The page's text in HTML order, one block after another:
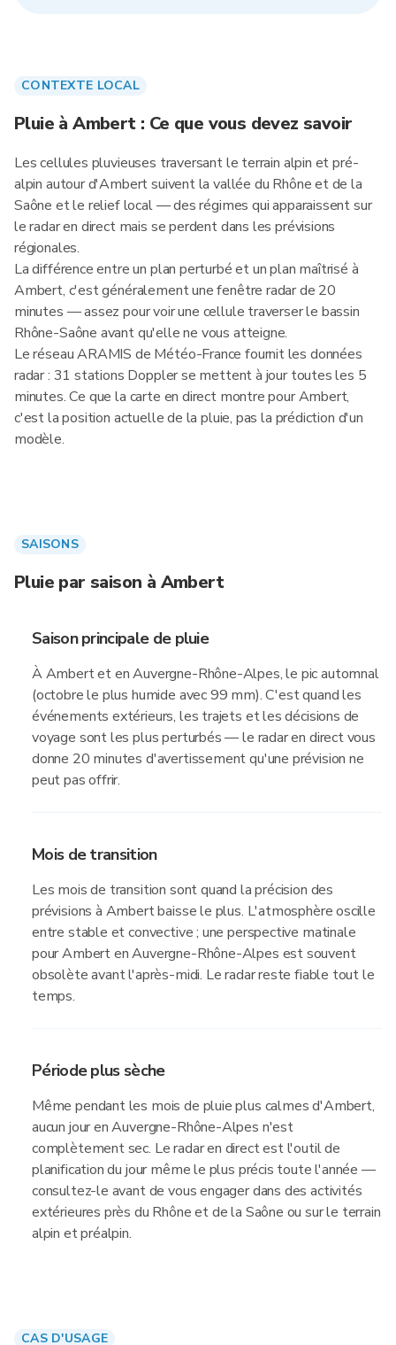
CONTEXTE LOCAL
Pluie à Ambert : Ce que vous devez savoir
Les cellules pluvieuses traversant le terrain alpin et pré-
alpin autour d'Ambert suivent la vallée du Rhône et de la
Saône et le relief local — des régimes qui apparaissent sur
le radar en direct mais se perdent dans les prévisions
régionales.
La différence entre un plan perturbé et un plan maîtrisé à
Ambert, c'est généralement une fenêtre radar de 20
minutes — assez pour voir une cellule traverser le bassin
Rhône-Saône avant qu'elle ne vous atteigne.
Le réseau ARAMIS de Météo-France fournit les données
radar : 31 stations Doppler se mettent à jour toutes les 5
minutes. Ce que la carte en direct montre pour Ambert,
c'est la position actuelle de la pluie, pas la prédiction d'un
modèle.
SAISONS
Pluie par saison à Ambert
Saison principale de pluie
À Ambert et en Auvergne-Rhône-Alpes, le pic automnal
(octobre le plus humide avec 99 mm). C'est quand les
événements extérieurs, les trajets et les décisions de
voyage sont les plus perturbés — le radar en direct vous
donne 20 minutes d'avertissement qu'une prévision ne
peut pas offrir.
Mois de transition
Les mois de transition sont quand la précision des
prévisions à Ambert baisse le plus. L'atmosphère oscille
entre stable et convective ; une perspective matinale
pour Ambert en Auvergne-Rhône-Alpes est souvent
obsolète avant l'après-midi. Le radar reste fiable tout le
temps.
Période plus sèche
Même pendant les mois de pluie plus calmes d'Ambert,
aucun jour en Auvergne-Rhône-Alpes n'est
complètement sec. Le radar en direct est l'outil de
planification du jour même le plus précis toute l'année —
consultez-le avant de vous engager dans des activités
extérieures près du Rhône et de la Saône ou sur le terrain
alpin et préalpin.
CAS D'USAGE